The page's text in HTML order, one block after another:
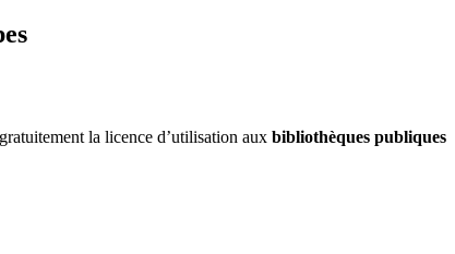
la licence d’utilisation aux bibliothèques publiques